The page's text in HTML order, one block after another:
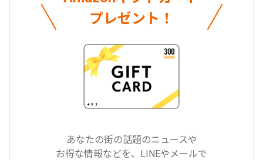
プレゼント！
あなたの街の話題のニュースや
お得な情報などを、LINEやメールで